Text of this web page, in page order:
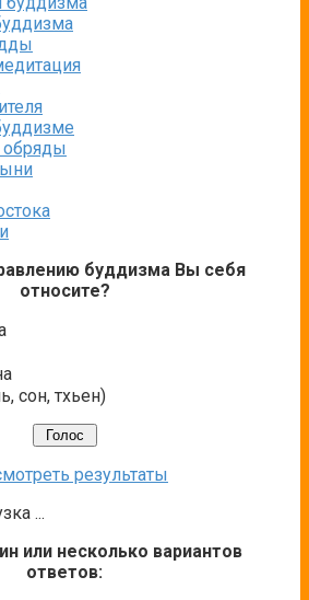
обряды
буддизма Вы себя
относите?
сон, тхьен)
результаты
...
или несколько вариантов
ответов: